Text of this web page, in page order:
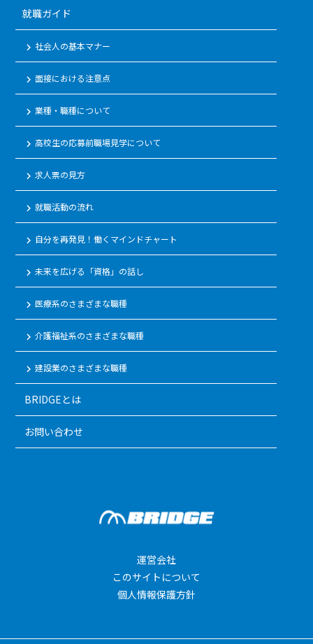
就職ガイド
keyboard_arrow_right 社会人の基本マナー
keyboard_arrow_right 面接における注意点
keyboard_arrow_right業種・職種について
keyboard_arrow_right高校生の応募前職場見学について
keyboard_arrow_right求人票の見方
keyboard_arrow_right就職活動の流れ
keyboard_arrow_right 自分を再発見！働くマインドチャート
keyboard_arrow_right未来を広げる「資格」の話し
keyboard_arrow_right医療系のさまざまな職種
keyboard_arrow_right介護福祉系のさまざまな職種
keyboard_arrow_right建設業のさまざまな職種
BRIDGEとは
お問い合わせ
運営会社
このサイトについて
個人情報保護方針